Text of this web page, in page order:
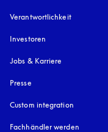
Verantwortlichkeit
Investoren
Jobs & Karriere
Presse
Custom integration
Fachhändler werden